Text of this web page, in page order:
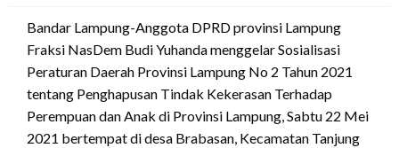
Bandar Lampung-Anggota DPRD provinsi Lampung
Fraksi NasDem Budi Yuhanda menggelar Sosialisasi
Peraturan Daerah Provinsi Lampung No 2 Tahun 2021
tentang Penghapusan Tindak Kekerasan Terhadap
Perempuan dan Anak di Provinsi Lampung, Sabtu 22 Mei
2021 bertempat di desa Brabasan, Kecamatan Tanjung